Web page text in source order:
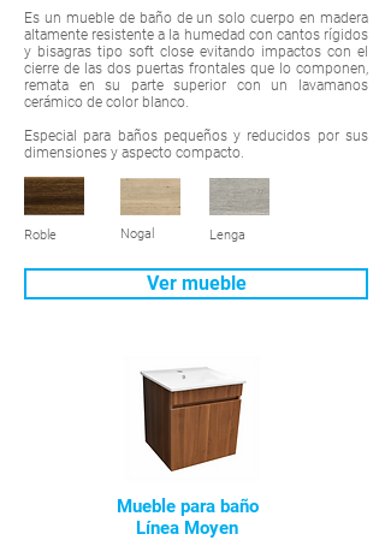
Es un mueble de baño de un solo cuerpo en madera
altamente resistente a la humedad con cantos rígidos
y bisagras tipo soft close evitando impactos con el
cierre de las dos puertas frontales que lo componen,
remata en su parte superior con un lavamanos
cerámico de color blanco.
Especial para baños pequeños y reducidos por sus
dimensiones y aspecto compacto.
Roble Nogal Lenga
Ver mueble
Mueble para baño
Línea Moyen